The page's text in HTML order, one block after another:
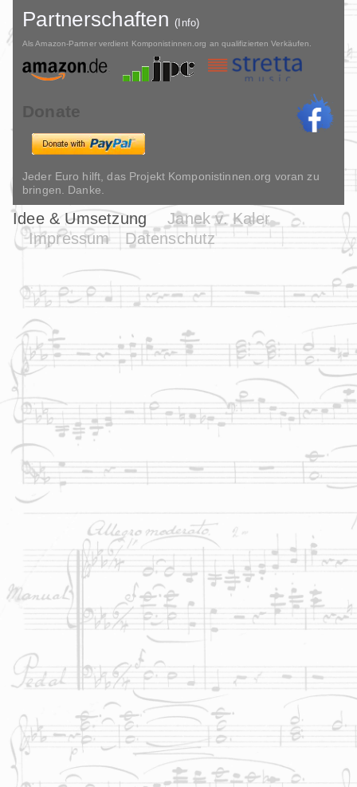
Partnerschaften(Info)
Als Amazon-Partner verdient Komponistinnen.org an qualifizierten Verkäufen.
Donate
Jeder Euro hilft, das Projekt Komponistinnen.org voran zu
bringen. Danke.
Idee & Umsetzung
Janek v. Kaler
Impressum
Datenschutz